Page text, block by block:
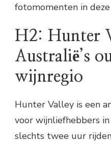
fotomomenten in
H2: Hunter
Australië’s
wijnregio
Hunter Valley is een
voor wijnliefhebbers
slechts twee uur